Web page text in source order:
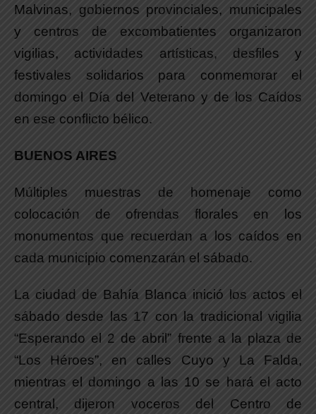
Malvinas, gobiernos provinciales, municipales
y centros de excombatientes organizaron
vigilias, actividades artísticas, desfiles y
festivales solidarios para conmemorar el
domingo el Día del Veterano y de los Caídos
en ese conflicto bélico.
BUENOS AIRES
Múltiples muestras de homenaje como
colocación de ofrendas florales en los
monumentos que recuerdan a los caídos en
cada municipio comenzarán el sábado.
La ciudad de Bahía Blanca inició los actos el
sábado desde las 17 con la tradicional vigilia
“Esperando el 2 de abril” frente a la plaza de
“Los Héroes”, en calles Cuyo y La Falda,
mientras el domingo a las 10 se hará el acto
central, dijeron voceros del Centro de